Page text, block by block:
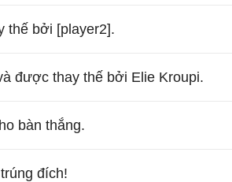
thế bởi [player2].
được thay thế bởi Elie Kroupi.
bàn thắng.
đích!